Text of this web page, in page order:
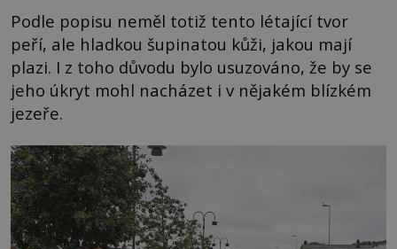
Podle popisu neměl totiž tento létající tvor
peří, ale hladkou šupinatou kůži, jakou mají
plazi. I z toho důvodu bylo usuzováno, že by se
jeho úkryt mohl nacházet i v nějakém blízkém
jezeře.